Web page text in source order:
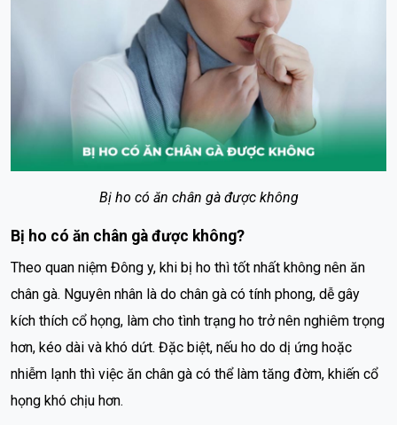
Bị ho có ăn chân gà được không
Bị ho có ăn chân gà được không?
Theo quan niệm Đông y, khi bị ho thì tốt nhất không nên ăn
chân gà. Nguyên nhân là do chân gà có tính phong, dễ gây
kích thích cổ họng, làm cho tình trạng ho trở nên nghiêm trọng
hơn, kéo dài và khó dứt. Đặc biệt, nếu ho do dị ứng hoặc
nhiễm lạnh thì việc ăn chân gà có thể làm tăng đờm, khiến cổ
họng khó chịu hơn.